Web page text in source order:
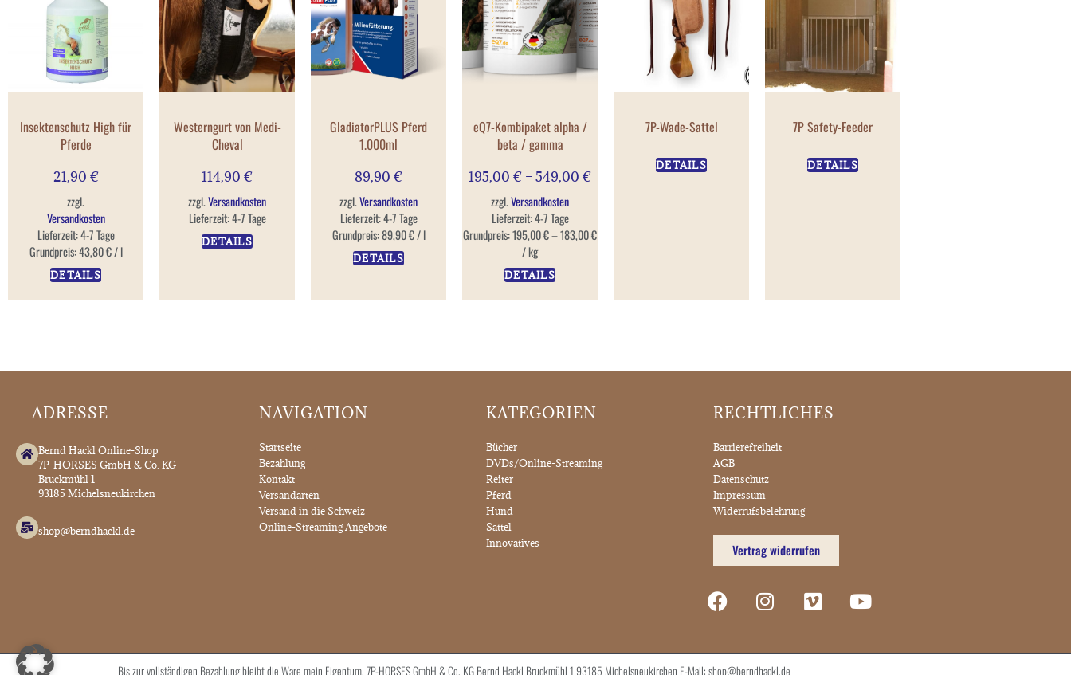
Insektenschutz High für
Pferde
21,90 €
zzgl.
Versandkosten
Lieferzeit:4-7 Tage
Grundpreis:43,80€/l
DETAILS
Westerngurt von Medi-
Cheval
114,90 €
zzgl.Versandkosten
Lieferzeit:4-7 Tage
DETAILS
GladiatorPLUS Pferd
1.000ml
89,90 €
zzgl.Versandkosten
Lieferzeit:4-7 Tage
Grundpreis:89,90€/l
DETAILS
eQ7-Kombipaket alpha /
beta / gamma
195,00 € – 549,00 €
zzgl.Versandkosten
Lieferzeit:4-7 Tage
Grundpreis:195,00€–183,00€
/kg
DETAILS
7P-Wade-Sattel
DETAILS
7P Safety-Feeder
DETAILS
ADRESSE
Bernd Hackl Online-Shop
7P-HORSES GmbH & Co. KG
Bruckmühl 1
93185 Michelsneukirchen
shop@berndhackl.de
NAVIGATION
Startseite
Bezahlung
Kontakt
Versandarten
Versand in die Schweiz
Online-Streaming Angebote
KATEGORIEN
Bücher
DVDs/Online-Streaming
Reiter
Pferd
Hund
Sattel
Innovatives
RECHTLICHES
Barrierefreiheit
AGB
Datenschutz
Impressum
Widerrufsbelehrung
Vertrag widerrufen
Bis zur vollständigen Bezahlung bleibt die Ware mein Eigentum. 7P-HORSES GmbH & Co. KG Bernd Hackl Bruckmühl 1 93185 Michelsneukirchen E-Mail: shop@berndhackl.de